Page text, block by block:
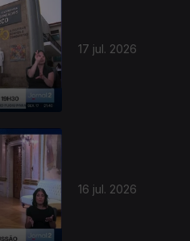
17 jul. 2026
16 jul. 2026